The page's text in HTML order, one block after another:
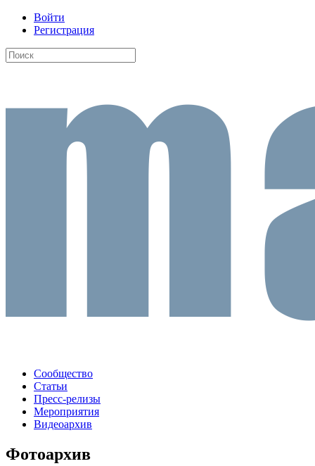
Войти
Регистрация
Сообщество
Статьи
Пресс-релизы
Мероприятия
Видеоархив
Фотоархив